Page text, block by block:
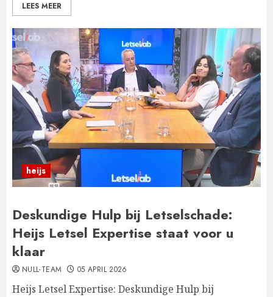
LEES MEER
heijs
Deskundige Hulp bij Letselschade:
Heijs Letsel Expertise staat voor u
klaar
NULL-TEAM 05 APRIL 2026
Heijs Letsel Expertise: Deskundige Hulp bij